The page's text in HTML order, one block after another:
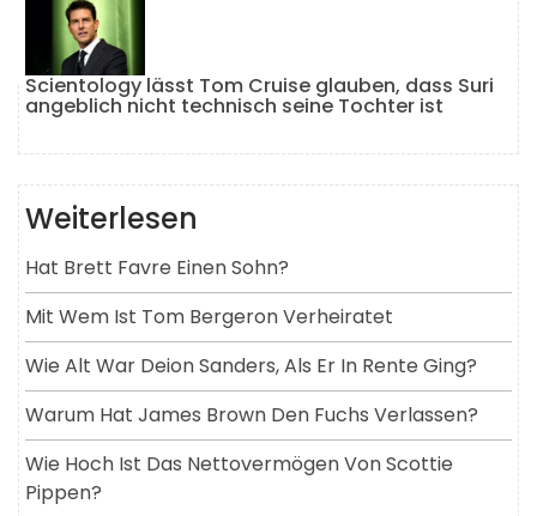
Scientology lässt Tom Cruise glauben, dass Suri
angeblich nicht technisch seine Tochter ist
Weiterlesen
Hat Brett Favre Einen Sohn?
Mit Wem Ist Tom Bergeron Verheiratet
Wie Alt War Deion Sanders, Als Er In Rente Ging?
Warum Hat James Brown Den Fuchs Verlassen?
Wie Hoch Ist Das Nettovermögen Von Scottie
Pippen?